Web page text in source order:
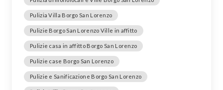
Pulizia Villa Borgo San Lorenzo
Pulizie Borgo San Lorenzo Ville in affitto
Pulizie casa in affitto Borgo San Lorenzo
Pulizie case Borgo San Lorenzo
Pulizie e Sanificazione Borgo San Lorenzo